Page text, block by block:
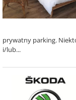
prywatny parking.
i/lub...